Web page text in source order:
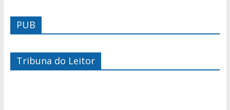
PUB
Tribuna do Leitor